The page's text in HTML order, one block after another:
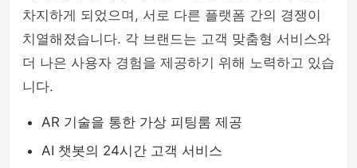
차지하게 되었으며, 서로 다른 플랫폼 간의 경쟁이
치열해졌습니다. 각 브랜드는 고객 맞춤형 서비스와
더 나은 사용자 경험을 제공하기 위해 노력하고 있습
니다.
AR 기술을 통한 가상 피팅룸 제공
AI 챗봇의 24시간 고객 서비스